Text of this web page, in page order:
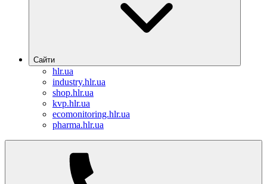
Сайти
hlr.ua
industry.hlr.ua
shop.hlr.ua
kvp.hlr.ua
ecomonitoring.hlr.ua
pharma.hlr.ua